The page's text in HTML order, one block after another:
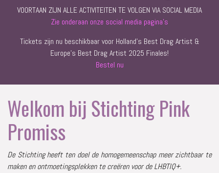
VOORTAAN ZIJN ALLE ACTIVITEITEN TE VOLGEN VIA SOCIAL MEDIA
Zie onderaan onze social media pagina's
Tickets zijn nu beschikbaar voor Holland's Best Drag Artist &
Europe's Best Drag Artist 2025 Finales!
Bestel nu
Welkom bij Stichting Pink
Promiss
De Stichting heeft ten doel de homogemeenschap meer zichtbaar te
maken en ontmoetingsplekken te creëren voor de LHBTIQ+.